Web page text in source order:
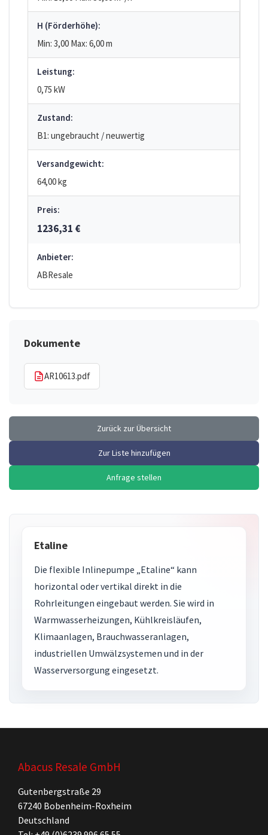
H (Förderhöhe):
Min: 3,00 Max: 6,00m
Leistung:
0,75 kW
Zustand:
B1: ungebraucht / neuwertig
Versandgewicht:
64,00 kg
Preis:
1236,31 €
Anbieter:
ABResale
Dokumente
AR10613.pdf
Zurück zur Übersicht
Zur Liste hinzufügen
Anfrage stellen
Etaline
Die flexible Inlinepumpe „Etaline“ kann
horizontal oder vertikal direkt in die
Rohrleitungen eingebaut werden. Sie wird in
Warmwasserheizungen, Kühlkreisläufen,
Klimaanlagen, Brauchwasseranlagen,
industriellen Umwälzsystemen und in der
Wasserversorgung eingesetzt.
Abacus Resale GmbH
Gutenbergstraße 29
67240 Bobenheim-Roxheim
Deutschland